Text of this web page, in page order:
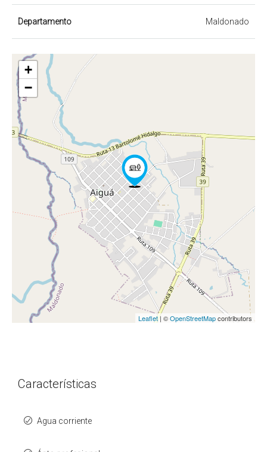
Departamento Maldonado
+
−
Leaflet| ©OpenStreetMapcontributors
Características
Agua corriente